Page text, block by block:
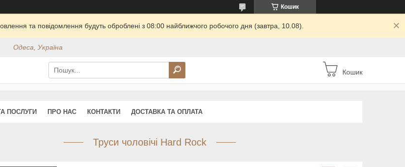
Кошик
та повідомлення будуть оброблені з 08:00 найближчого робочого дня (завтра, 10.08).
Одеса, Україна
Кошик
ПОСЛУГИ ПРО НАС КОНТАКТИ ДОСТАВКА ТА ОПЛАТА
Труси чоловічі Hard Rock